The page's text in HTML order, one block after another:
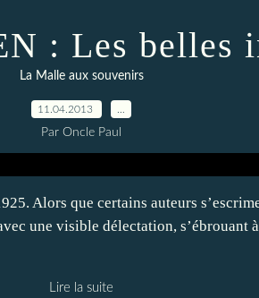
: Les belles
La Malle aux souvenirs
11.04.2013
Par Oncle Paul
Alors que certains auteurs
une visible délectation, s’ébrouant
Lire la suite